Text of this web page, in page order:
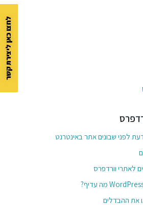
לפני שבונים אתר באינטרנט
לאתרי וורדפרס
לחצו כאן ליצירת קשר